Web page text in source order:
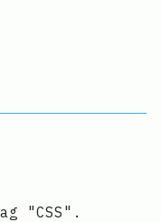
"CSS".